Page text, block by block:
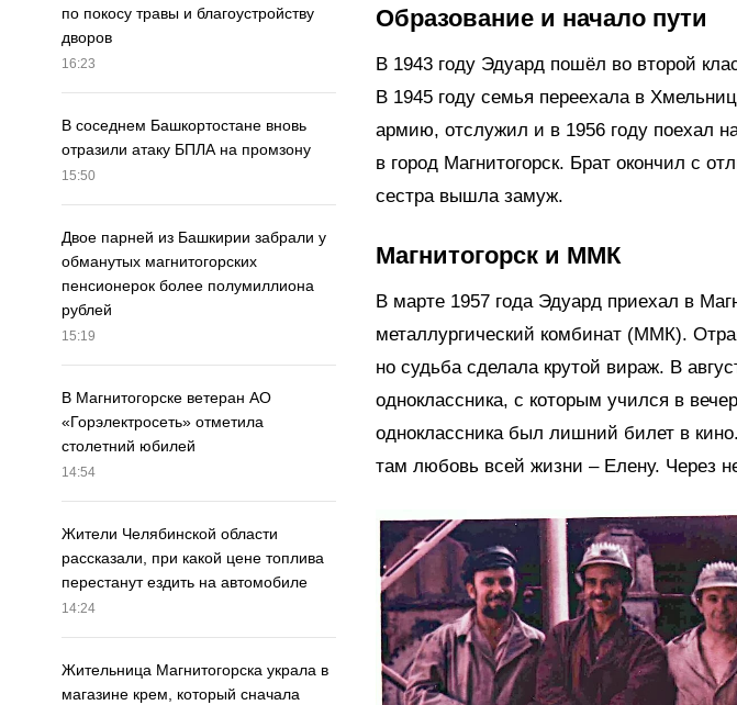
по покосу травы и благоустройству
дворов
16:23
В соседнем Башкортостане вновь
отразили атаку БПЛА на промзону
15:50
Двое парней из Башкирии забрали у
обманутых магнитогорских
пенсионерок более полумиллиона
рублей
15:19
В Магнитогорске ветеран АО
«Горэлектросеть» отметила
столетний юбилей
14:54
Жители Челябинской области
рассказали, при какой цене топлива
перестанут ездить на автомобиле
14:24
Жительница Магнитогорска украла в
магазине крем, который сначала
Образование и начало пути
В 1943 году Эдуард пошёл во второй
В 1945 году семья переехала в
армию, отслужил и в 1956 году поехал
в город Магнитогорск. Брат окончил с
сестра вышла замуж.
Магнитогорск и ММК
В марте 1957 года Эдуард приехал в
металлургический комбинат (ММК).
но судьба сделала крутой вираж. В
одноклассника, с которым учился в
одноклассника был лишний билет в
там любовь всей жизни – Елену. Через